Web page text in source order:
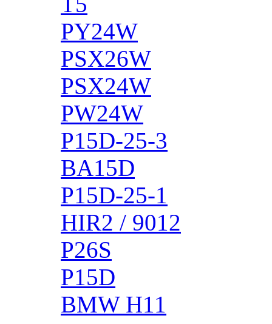
PY24W
PSX26W
PSX24W
PW24W
P15D-25-3
BA15D
P15D-25-1
HIR2 / 9012
P26S
P15D
BMW H11